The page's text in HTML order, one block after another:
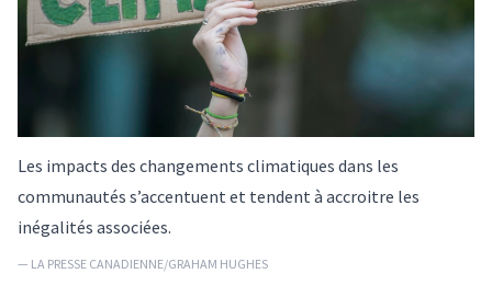
Les impacts des changements climatiques dans les
communautés s’accentuent et tendent à accroitre les
inégalités associées.
— LA PRESSE CANADIENNE/GRAHAM HUGHES